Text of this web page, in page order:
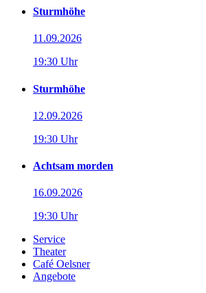
Sturmhöhe
11.09.2026
19:30 Uhr
Sturmhöhe
12.09.2026
19:30 Uhr
Achtsam morden
16.09.2026
19:30 Uhr
Service
Theater
Café Oelsner
Angebote